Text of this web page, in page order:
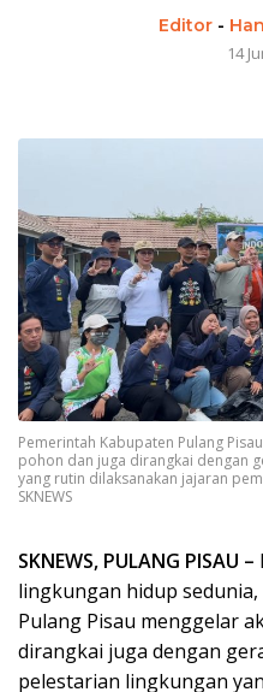
Editor-
14
Pemerintah Kabupaten Pulang
pohon dan juga dirangkai dengan
yang rutin dilaksanakan jajaran
SKNEWS
SKNEWS, PULANG PISAU –
lingkungan hidup
Pulang Pisau menggelar
dirangkai juga dengan
pelestarian lingkungan